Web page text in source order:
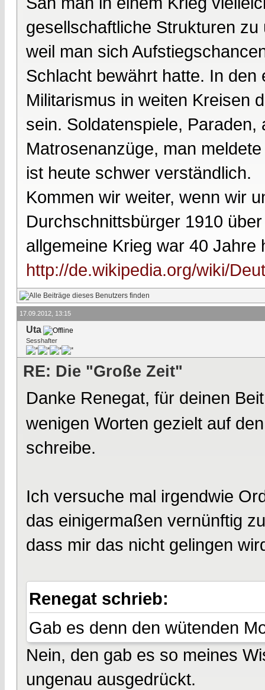
gesellschaftliche Strukturen
weil man sich
Schlacht bewährt hatte. In
Militarismus in weiten Kreisen
sein. Soldatenspiele,
Matrosenanzüge, man
ist heute schwer verständlich.
Kommen wir weiter, wenn wir
Durchschnittsbürger 1910
allgemeine Krieg war 40
http://de.wikipedia.org/wiki/
17.09.2012, 13:15
Uta
Sesshafter
RE: Die "Große Zeit"
Danke Renegat, für deinen
wenigen Worten gezielt auf
schreibe.
Ich versuche mal irgendwie
das einigermaßen vernünftig
dass mir das nicht gelingen
Renegat schrieb:
Gab es denn den wütenden
Nein, den gab es so meines
ungenau ausgedrückt.